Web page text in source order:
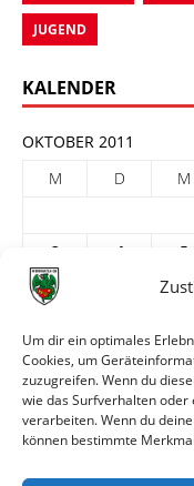
Um dir ein optimales
Cookies, um
zuzugreifen. Wenn du
wie das Surfverhalten oder
verarbeiten. Wenn du
können bestimmte
JUGEND
KALENDER
OKTOBER 2011
M
D M
3
4 5
10
12
24
25 26
31
« Sep.
Nov. »
ARCHIV